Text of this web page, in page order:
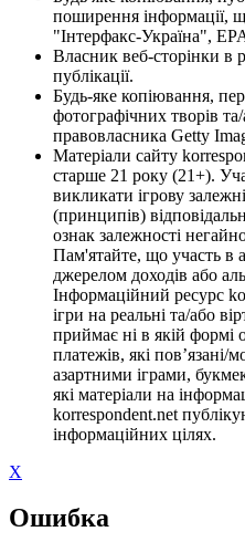
поширення інформації,
"Інтерфакс-Україна",
Власник веб-сторінки в
публікації.
Будь-яке копіювання,
фотографічних творів та/
правовласника Getty
Матеріали сайту
старше 21 року (21+).
викликати ігрову
(принципів)
ознак залежності
Пам'ятайте, що участь в
джерелом доходів або
Інформаційний ресурс
ігри на реальні та/або
приймає ні в якій формі
платежів, які пов’язані/
азартними іграми,
які матеріали на
korrespondent.net
інформаційних цілях.
X
Ошибка